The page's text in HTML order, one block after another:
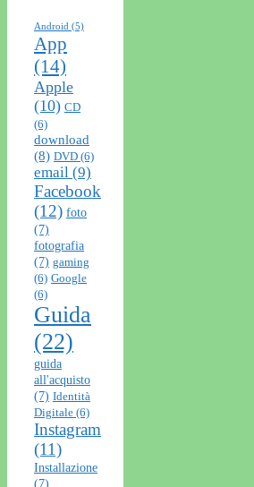
Android (5)
App
(14)
Apple
(10) CD
(6)
download
(8) DVD (6)
email (9)
Facebook
(12) foto
(7)
fotografia
(7) gaming
(6) Google
(6)
Guida
(22)
guida
all'acquisto
(7) Identità
Digitale (6)
Instagram
(11)
Installazione
(7)